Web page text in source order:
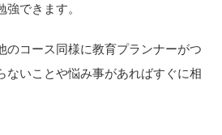
できます。
のコース同様に教育プランナーがつ
ないことや悩み事があればすぐに相